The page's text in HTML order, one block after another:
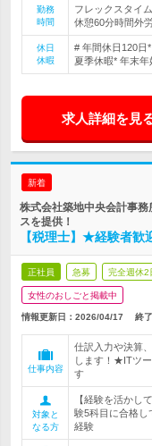
勤務
時間
フレックスタイ
休憩60分時間外
休日
休暇
# 年間休日120日
夏季休暇* 年末年
求人詳細を見
新着
株式会社築地中央会計事
スを提供！
【税理士】★経験者
正社員 急募 完全週休2
女性のおしごと掲載中
情報更新日：2026/04/17 終
仕事内容
仕訳入力や決算
します！★ITツ
す
対象と
なる方
【経験を活かし
験5科目に合格し
経験